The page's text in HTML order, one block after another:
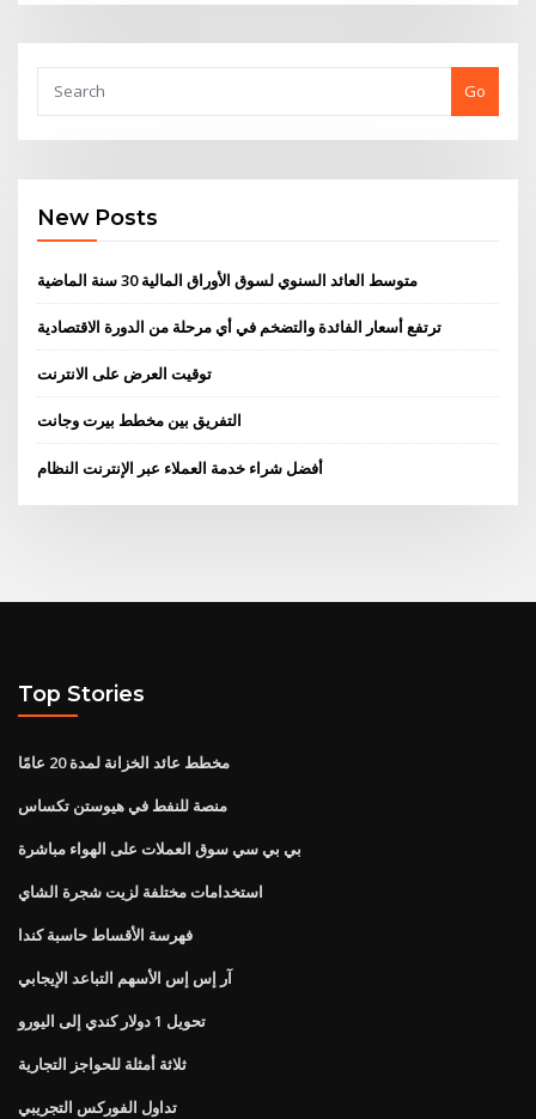
Go
New Posts
متوسط ​​العائد السنوي لسوق الأوراق المالية 30 سنة الماضية
ترتفع أسعار الفائدة والتضخم في أي مرحلة من الدورة الاقتصادية
توقيت العرض على الانترنت
التفريق بين مخطط بيرت وجانت
أفضل شراء خدمة العملاء عبر الإنترنت النظام
Top Stories
مخطط عائد الخزانة لمدة 20 عامًا
منصة للنفط في هيوستن تكساس
بي بي سي سوق العملات على الهواء مباشرة
استخدامات مختلفة لزيت شجرة الشاي
فهرسة الأقساط حاسبة كندا
آر إس إس الأسهم التباعد الإيجابي
تحويل 1 دولار كندي إلى اليورو
ثلاثة أمثلة للحواجز التجارية
تداول الفوركس التجريبي